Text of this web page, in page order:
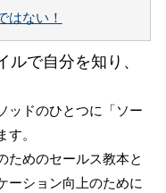
はない！
で自分を知り、
ッドのひとつに「ソー
。
ためのセールス教本と
ーション向上のために